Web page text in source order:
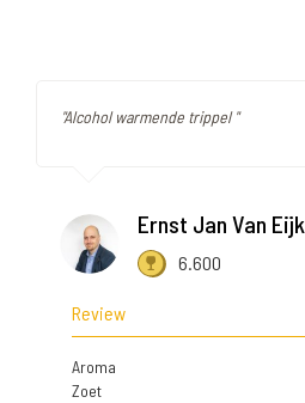
"Alcohol warmende trippel "
Ernst Jan Van Eijk
6.600
Review
Aroma
Zoet